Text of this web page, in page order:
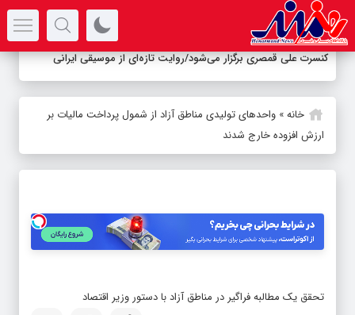
کنسرت علی قمصری برگزار می‌شود/روایت تازه‌ای از موسیقی ایرانی
خانه» واحدهای تولیدی مناطق آزاد از شمول پرداخت مالیات بر
ارزش افزوده خارج شدند
تحقق یک مطالبه فراگیر در مناطق آزاد با دستور وزیر اقتصاد